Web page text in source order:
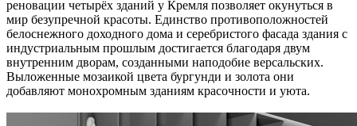
реновации четырёх зданий у Кремля позволяет окунуться в
мир безупречной красоты. Единство противоположностей
белоснежного доходного дома и серебристого фасада здания с
индустриальным прошлым достигается благодаря двум
внутренним дворам, созданными наподобие версальских.
Выложенные мозаикой цвета бургунди и золота они
добавляют монохромным зданиям красочности и уюта.